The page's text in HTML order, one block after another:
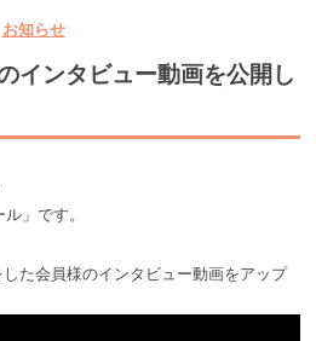
お知らせ
インタビュー動画を公開し
」です。
た会員様のインタビュー動画をアップ